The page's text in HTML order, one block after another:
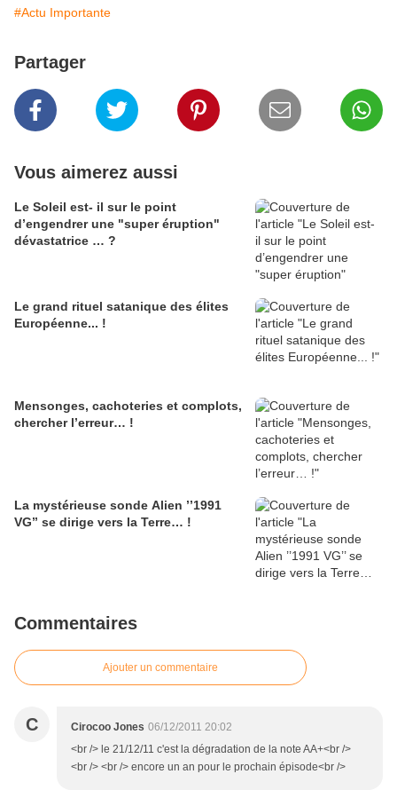
#Actu Importante
Partager
Vous aimerez aussi
Le Soleil est- il sur le point
d’engendrer une "super éruption"
dévastatrice … ?
Le grand rituel satanique des élites
Européenne... !
Mensonges, cachoteries et complots,
chercher l’erreur… !
La mystérieuse sonde Alien ’’1991
VG’’ se dirige vers la Terre… !
Commentaires
Ajouter un commentaire
C Cirocoo Jones 06/12/2011 20:02
<br /> le 21/12/11 c'est la dégradation de la note AA+<br />
<br /> <br /> encore un an pour le prochain épisode<br />